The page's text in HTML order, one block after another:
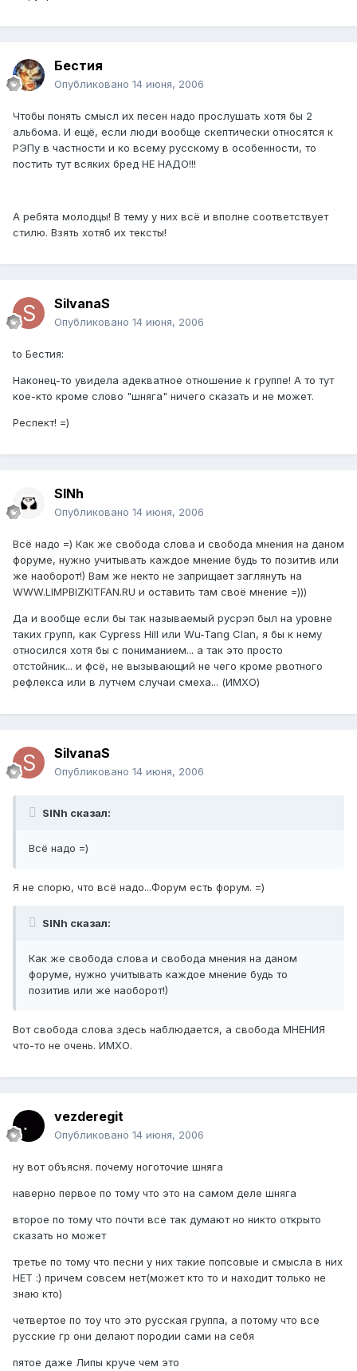
Бестия
Опубликовано 14 июня, 2006
Чтобы понять смысл их песен надо прослушать хотя бы 2
альбома. И ещё, если люди вообще скептически относятся к
РЭПу в частности и ко всему русскому в особенности, то
постить тут всяких бред НЕ НАДО!!!
А ребята молодцы! В тему у них всё и вполне соответствует
стилю. Взять хотяб их тексты!
SilvanaS
Опубликовано 14 июня, 2006
to Бестия:
Наконец-то увидела адекватное отношение к группе! А то тут
кое-кто кроме слово "шняга" ничего сказать и не может.
Респект! =)
SINh
Опубликовано 14 июня, 2006
Всё надо =) Как же свобода слова и свобода мнения на даном
форуме, нужно учитывать каждое мнение будь то позитив или
же наоборот!) Вам же некто не заприщает заглянуть на
WWW.LIMPBIZKITFAN.RU и оставить там своё мнение =)))
Да и вообще если бы так называемый русрэп был на уровне
таких групп, как Cypress Hill или Wu-Tang Clan, я бы к нему
относился хотя бы с пониманием... а так это просто
отстойник... и фсё, не вызывающий не чего кроме рвотного
рефлекса или в лутчем случаи смеха... (ИМХО)
SilvanaS
Опубликовано 14 июня, 2006
SINh сказал:
Всё надо =)
Я не спорю, что всё надо...Форум есть форум. =)
SINh сказал:
Как же свобода слова и свобода мнения на даном
форуме, нужно учитывать каждое мнение будь то
позитив или же наоборот!)
Вот свобода слова здесь наблюдается, а свобода МНЕНИЯ
что-то не очень. ИМХО.
vezderegit
Опубликовано 14 июня, 2006
ну вот объясня. почему ноготочие шняга
наверно первое по тому что это на самом деле шняга
второе по тому что почти все так думают но никто открыто
сказать но может
третье по тому что песни у них такие попсовые и смысла в них
НЕТ :) причем совсем нет(может кто то и находит только не
знаю кто)
четвертое по тоу что это русская группа, а потому что все
русские гр они делают породии сами на себя
пятое даже Липы круче чем это